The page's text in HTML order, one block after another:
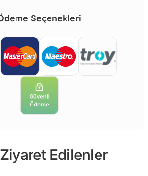
Seçenekleri
Edilenler